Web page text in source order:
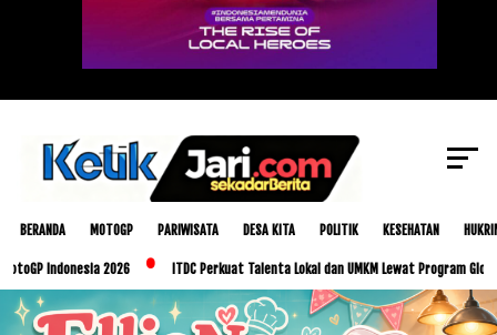
BERANDA MOTOGP PARIWISATA DESA KITA POLITIK KESEHATAN
2026 ITDC Perkuat Talenta Lokal dan UMKM Lewat Program Glorious Golo